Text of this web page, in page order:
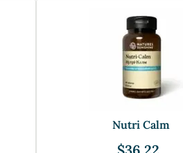
Nutri Calm